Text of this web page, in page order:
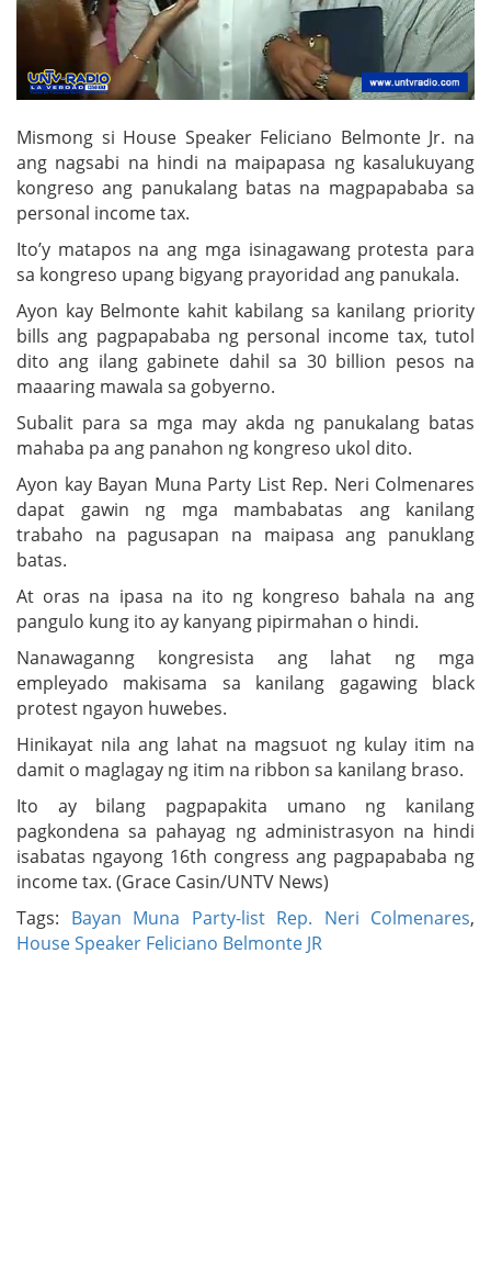
Mismong si House Speaker Feliciano Belmonte Jr. na
ang nagsabi na hindi na maipapasa ng kasalukuyang
kongreso ang panukalang batas na magpapababa sa
personal income tax.
Ito’y matapos na ang mga isinagawang protesta para
sa kongreso upang bigyang prayoridad ang panukala.
Ayon kay Belmonte kahit kabilang sa kanilang priority
bills ang pagpapababa ng personal income tax, tutol
dito ang ilang gabinete dahil sa 30 billion pesos na
maaaring mawala sa gobyerno.
Subalit para sa mga may akda ng panukalang batas
mahaba pa ang panahon ng kongreso ukol dito.
Ayon kay Bayan Muna Party List Rep. Neri Colmenares
dapat gawin ng mga mambabatas ang kanilang
trabaho na pagusapan na maipasa ang panuklang
batas.
At oras na ipasa na ito ng kongreso bahala na ang
pangulo kung ito ay kanyang pipirmahan o hindi.
Nanawaganng kongresista ang lahat ng mga
empleyado makisama sa kanilang gagawing black
protest ngayon huwebes.
Hinikayat nila ang lahat na magsuot ng kulay itim na
damit o maglagay ng itim na ribbon sa kanilang braso.
Ito ay bilang pagpapakita umano ng kanilang
pagkondena sa pahayag ng administrasyon na hindi
isabatas ngayong 16th congress ang pagpapababa ng
income tax. (Grace Casin/UNTV News)
Tags: Bayan Muna Party-list Rep. Neri Colmenares,
House Speaker Feliciano Belmonte JR